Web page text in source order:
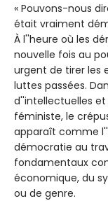
« Pouvons-nous
était vraiment
À l''heure où les
nouvelle fois au
urgent de tirer les
luttes passées.
d''intellectuelles
féministe, le
apparaît comme
démocratie au
fondamentaux
économique, du
ou de genre.